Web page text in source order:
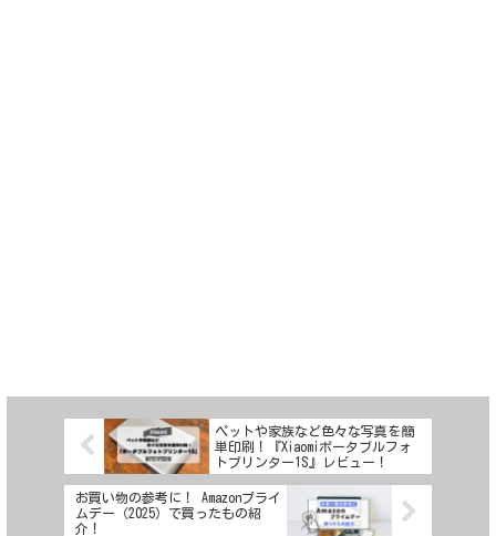
ペットや家族など色々な写真を簡
単印刷！『Xiaomiポータブルフォ
トプリンター1S』レビュー！
お買い物の参考に！ Amazonプライ
ムデー（2025）で買ったもの紹
介！